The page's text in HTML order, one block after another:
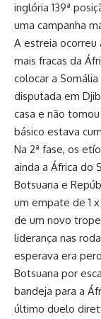
inglória 139ª
uma campanha
A estreia ocorreu
mais fracas da
colocar a
disputada em
casa e não
básico estava
Na 2ª fase, os
ainda a África do
Botsuana e
um empate de 1
de um novo
liderança nas
esperava era
Botsuana por
bandeja para a
último duelo